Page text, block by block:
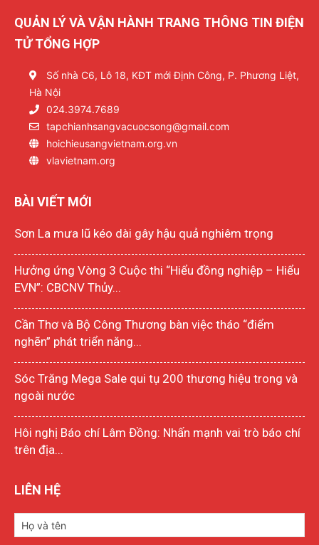
QUẢN LÝ VÀ VẬN HÀNH TRANG THÔNG TIN ĐIỆN
TỬ TỔNG HỢP
Số nhà C6, Lô 18, KĐT mới Định Công, P. Phương Liệt,
Hà Nội
024.3974.7689
tapchianhsangvacuocsong@gmail.com
hoichieusangvietnam.org.vn
vlavietnam.org
BÀI VIẾT MỚI
Sơn La mưa lũ kéo dài gây hậu quả nghiêm trọng
Hưởng ứng Vòng 3 Cuộc thi “Hiểu đồng nghiệp – Hiểu
EVN”: CBCNV Thủy...
Cần Thơ và Bộ Công Thương bàn việc tháo “điểm
nghẽn” phát triển năng...
Sóc Trăng Mega Sale qui tụ 200 thương hiệu trong và
ngoài nước
Hôi nghị Báo chí Lâm Đồng: Nhấn mạnh vai trò báo chí
trên địa...
LIÊN HỆ